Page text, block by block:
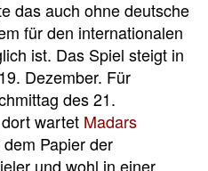
das auch ohne deutsche
für den internationalen
ist. Das Spiel steigt in
Dezember. Für
des 21.
wartet Madars
Papier der
und wohl in einer